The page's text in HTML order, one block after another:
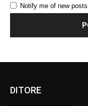
Notify me of new posts
DITORE